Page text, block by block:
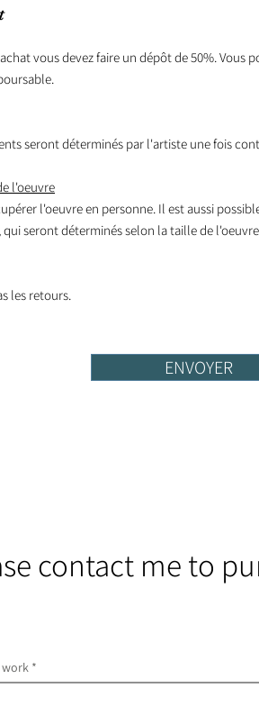
vous devez faire un dépôt de 50%. Vous
seront déterminés par l'artiste une fois
l'oeuvre
l'oeuvre en personne. Il est aussi
qui seront déterminés selon la taille de
les retours.
ENVOYER
contact me to